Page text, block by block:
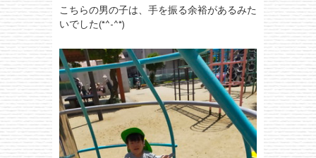
こちらの男の子は、手を振る余裕があるみた
いでした(*^-^*)